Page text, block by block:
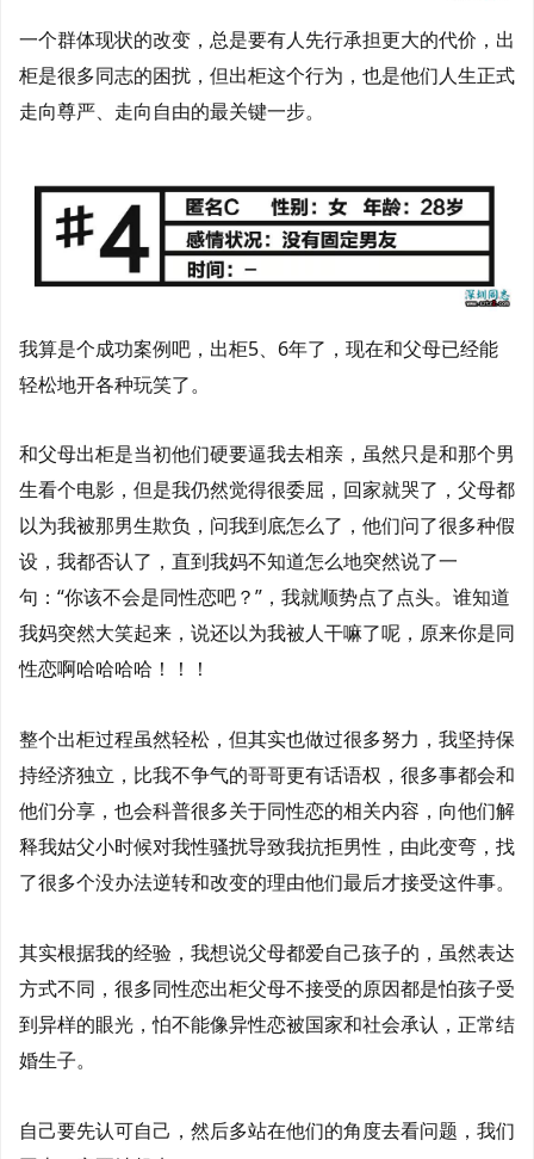
一个群体现状的改变，总是要有人先行承担更大的代价，出
柜是很多同志的困扰，但出柜这个行为，也是他们人生正式
走向尊严、走向自由的最关键一步。
我算是个成功案例吧，出柜5、6年了，现在和父母已经能
轻松地开各种玩笑了。
和父母出柜是当初他们硬要逼我去相亲，虽然只是和那个男
生看个电影，但是我仍然觉得很委屈，回家就哭了，父母都
以为我被那男生欺负，问我到底怎么了，他们问了很多种假
设，我都否认了，直到我妈不知道怎么地突然说了一
句：“你该不会是同性恋吧？”，我就顺势点了点头。谁知道
我妈突然大笑起来，说还以为我被人干嘛了呢，原来你是同
性恋啊哈哈哈哈！！！
整个出柜过程虽然轻松，但其实也做过很多努力，我坚持保
持经济独立，比我不争气的哥哥更有话语权，很多事都会和
他们分享，也会科普很多关于同性恋的相关内容，向他们解
释我姑父小时候对我性骚扰导致我抗拒男性，由此变弯，找
了很多个没办法逆转和改变的理由他们最后才接受这件事。
其实根据我的经验，我想说父母都爱自己孩子的，虽然表达
方式不同，很多同性恋出柜父母不接受的原因都是怕孩子受
到异样的眼光，怕不能像异性恋被国家和社会承认，正常结
婚生子。
自己要先认可自己，然后多站在他们的角度去看问题，我们